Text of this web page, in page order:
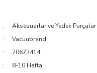
Aksesuarlar ve Yedek Parçalar
Vacuubrand
20673414
8-10 Hafta